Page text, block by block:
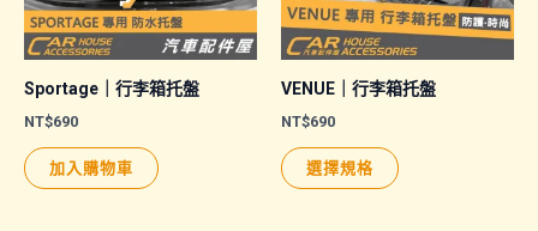
Sportage｜行李箱托盤
NT$690
加入購物車
VENUE｜行李箱托盤
NT$690
選擇規格